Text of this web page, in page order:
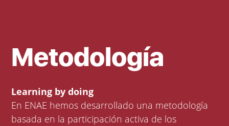
Metodología
Learning by doing
En ENAE hemos desarrollado una metodología
basada en la participación activa de los